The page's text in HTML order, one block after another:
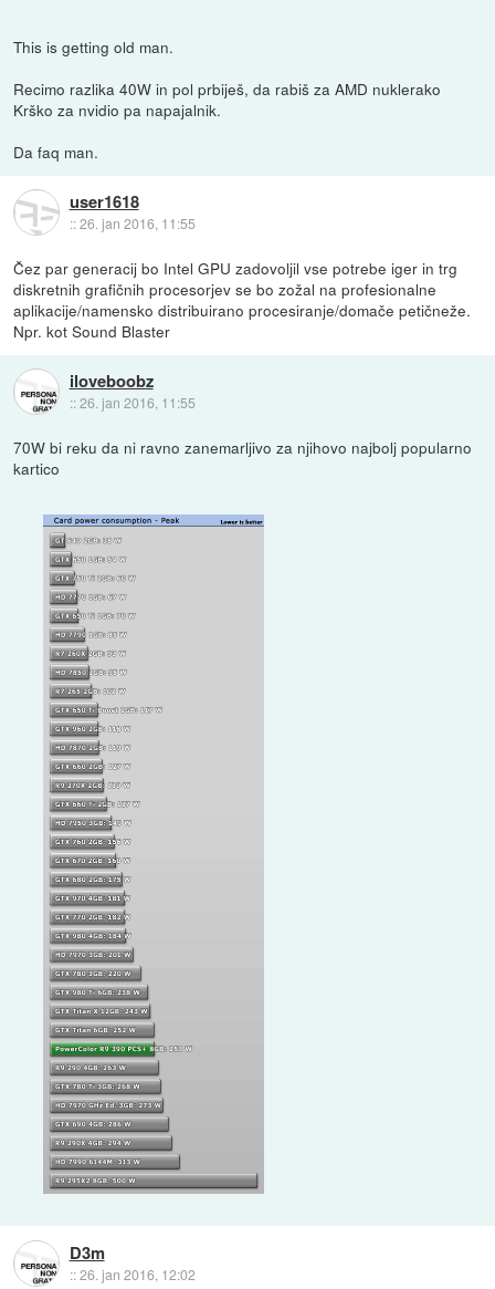
This is getting old man.
Recimo razlika 40W in pol prbiješ, da rabiš za AMD nuklerako
Krško za nvidio pa napajalnik.
Da faq man.
user1618
::26. jan 2016, 11:55
Čez par generacij bo Intel GPU zadovoljil vse potrebe iger in trg
diskretnih grafičnih procesorjev se bo zožal na profesionalne
aplikacije/namensko distribuirano procesiranje/domače petičneže.
Npr. kot Sound Blaster
iloveboobz
::26. jan 2016, 11:55
70W bi reku da ni ravno zanemarljivo za njihovo najbolj popularno
kartico
D3m
::26. jan 2016, 12:02